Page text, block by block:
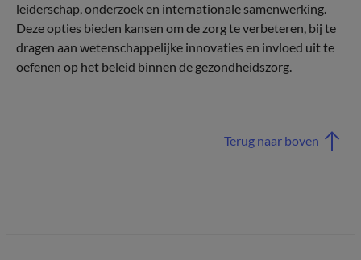
leiderschap, onderzoek en internationale samenwerking.
Deze opties bieden kansen om de zorg te verbeteren, bij te
dragen aan wetenschappelijke innovaties en invloed uit te
oefenen op het beleid binnen de gezondheidszorg.
Terug naar boven